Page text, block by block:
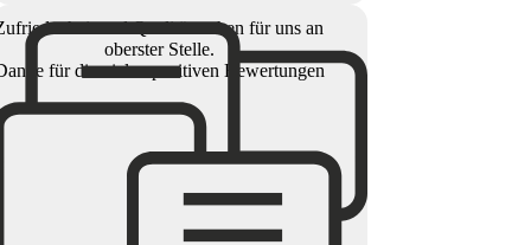
und Qualität stehen für uns an
oberster Stelle.
für die vielen positiven Bewertungen